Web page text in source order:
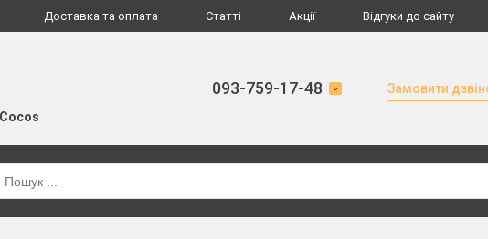
Доставка та оплата Статті Акції Відгуки до сайту
093-759-17-48 Замовити